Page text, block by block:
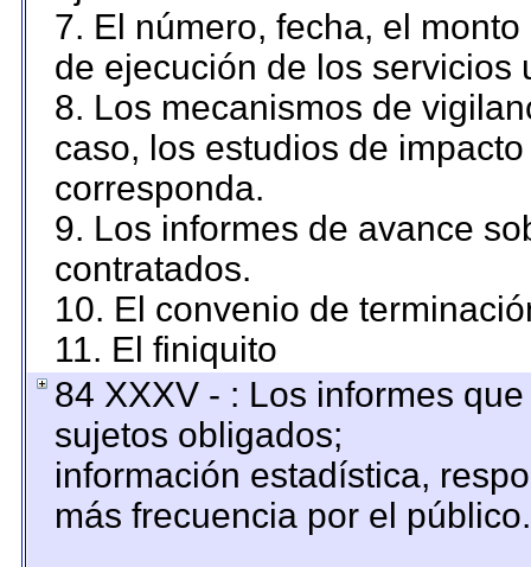
7. El número, fecha, el
de ejecución de los servicios
8. Los mecanismos de
caso, los estudios de
corresponda.
9. Los informes de avance
contratados.
10. El convenio de
11. El finiquito
84 XXXV - : Los informes
sujetos obligados;
información estadística,
más frecuencia por el público.